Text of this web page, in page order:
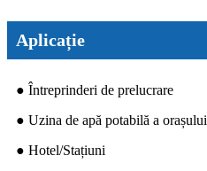
Aplicație
● Întreprinderi de prelucrare
● Uzina de apă potabilă a orașului
● Hotel/Stațiuni